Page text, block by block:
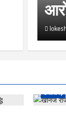
छत्तीसगढ़